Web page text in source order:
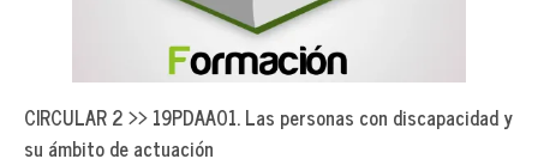
CIRCULAR 2 >> 19PDAA01. Las personas con discapacidad y
su ámbito de actuación